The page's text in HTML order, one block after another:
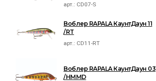
арт.: CD07-S
Воблер RAPALA КаунтДаун 11
/RT
арт.: CD11-RT
Воблер RAPALA КаунтДаун 03
/HMMD